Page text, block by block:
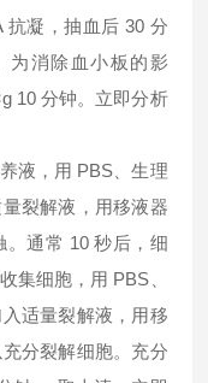
抗凝，抽血后 30 分
为消除血小板的影
10 分钟。立即分析
液，用 PBS、生理
裂解液，用移液器
通常 10 秒后，细
集细胞，用 PBS、
适量裂解液，用移
分裂解细胞。充分